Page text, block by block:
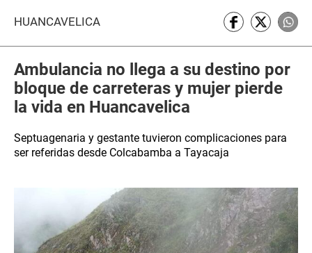
HUANCAVELICA
Ambulancia no llega a su destino por
bloque de carreteras y mujer pierde
la vida en Huancavelica
Septuagenaria y gestante tuvieron complicaciones para
ser referidas desde Colcabamba a Tayacaja